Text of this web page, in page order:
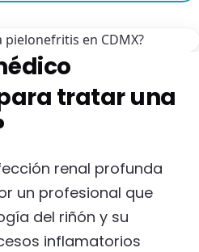
tratar una
renal profunda
un profesional que
del riñón y su
inflamatorios